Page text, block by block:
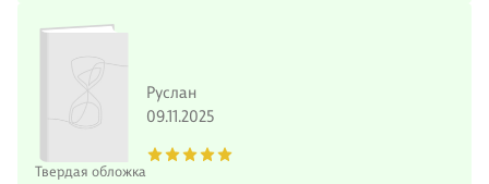
Твердая обложка
Руслан
09.11.2025